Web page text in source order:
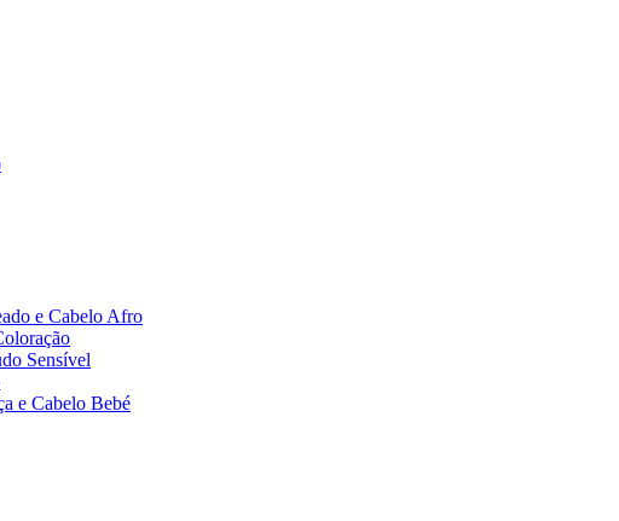
e Cabelo Afro
Sensível
e Cabelo Bebé